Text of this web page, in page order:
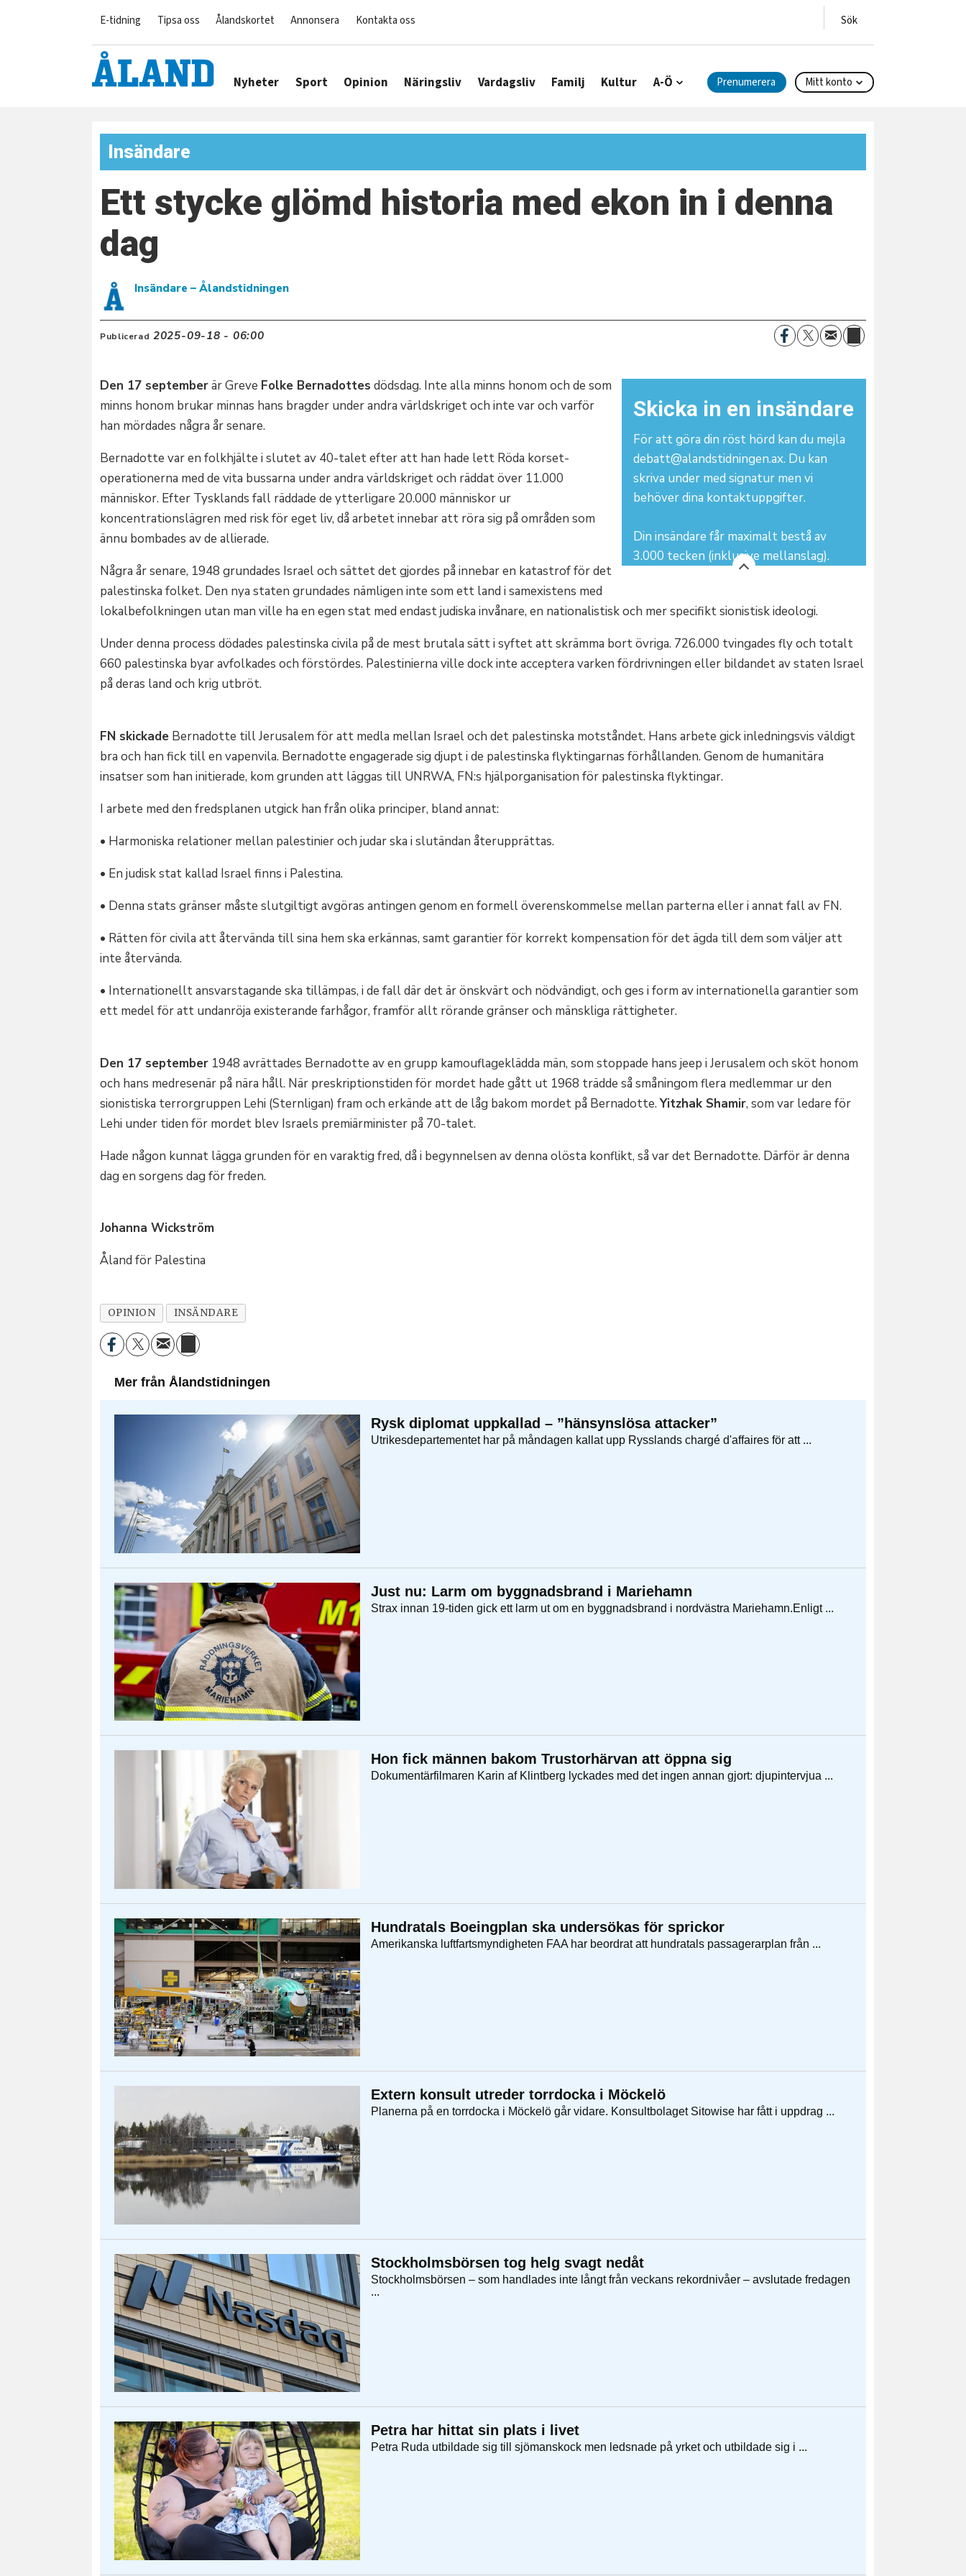
E-tidning Tipsa oss Ålandskortet Annonsera Kontakta oss
Nyheter Sport Opinion Näringsliv Vardagsliv Familj Kultur A-Ö Prenumerera Mitt konto
Insändare
Ett stycke glömd historia med ekon in i denna
dag
Insändare – Ålandstidningen
Publicerad 2025-09-18 - 06:00
Skicka in en insändare
För att göra din röst hörd kan du mejla
debatt@alandstidningen.ax. Du kan
skriva under med signatur men vi
behöver dina kontaktuppgifter.
Din insändare får maximalt bestå av
3.000 tecken (inklusive mellanslag).
Den 17 septemberär Greve Folke Bernadottes dödsdag. Inte alla minns honom och de som
minns honom brukar minnas hans bragder under andra världskriget och inte var och varför
han mördades några år senare.
Bernadotte var en folkhjälte i slutet av 40-talet efter att han hade lett Röda korset-
operationerna med de vita bussarna under andra världskriget och räddat över 11.000
människor. Efter Tysklands fall räddade de ytterligare 20.000 människor ur
koncentrationslägren med risk för eget liv, då arbetet innebar att röra sig på områden som
ännu bombades av de allierade.
Några år senare, 1948 grundades Israel och sättet det gjordes på innebar en katastrof för det
palestinska folket. Den nya staten grundades nämligen inte som ett land i samexistens med
lokalbefolkningen utan man ville ha en egen stat med endast judiska invånare, en nationalistisk och mer specifikt sionistisk ideologi.
Under denna process dödades palestinska civila på de mest brutala sätt i syftet att skrämma bort övriga. 726.000 tvingades fly och totalt
660 palestinska byar avfolkades och förstördes. Palestinierna ville dock inte acceptera varken fördrivningen eller bildandet av staten Israel
på deras land och krig utbröt.
FN skickade Bernadotte till Jerusalem för att medla mellan Israel och det palestinska motståndet. Hans arbete gick inledningsvis väldigt
bra och han fick till en vapenvila. Bernadotte engagerade sig djupt i de palestinska flyktingarnas förhållanden. Genom de humanitära
insatser som han initierade, kom grunden att läggas till UNRWA, FN:s hjälporganisation för palestinska flyktingar.
I arbete med den fredsplanen utgick han från olika principer, bland annat:
• Harmoniska relationer mellan palestinier och judar ska i slutändan återupprättas.
• En judisk stat kallad Israel finns i Palestina.
• Denna stats gränser måste slutgiltigt avgöras antingen genom en formell överenskommelse mellan parterna eller i annat fall av FN.
• Rätten för civila att återvända till sina hem ska erkännas, samt garantier för korrekt kompensation för det ägda till dem som väljer att
inte återvända.
• Internationellt ansvarstagande ska tillämpas, i de fall där det är önskvärt och nödvändigt, och ges i form av internationella garantier som
ett medel för att undanröja existerande farhågor, framför allt rörande gränser och mänskliga rättigheter.
Den 17 september 1948 avrättades Bernadotte av en grupp kamouflageklädda män, som stoppade hans jeep i Jerusalem och sköt honom
och hans medresenär på nära håll. När preskriptionstiden för mordet hade gått ut 1968 trädde så småningom flera medlemmar ur den
sionistiska terrorgruppen Lehi (Sternligan) fram och erkände att de låg bakom mordet på Bernadotte.Yitzhak Shamir, som var ledare för
Lehi under tiden för mordet blev Israels premiärminister på 70-talet.
Hade någon kunnat lägga grunden för en varaktig fred, då i begynnelsen av denna olösta konflikt, så var det Bernadotte. Därför är denna
dag en sorgens dag för freden.
Johanna Wickström
Åland för Palestina
OPINION INSÄNDARE